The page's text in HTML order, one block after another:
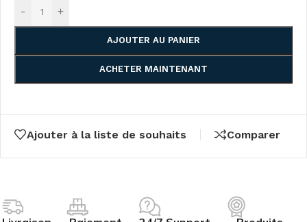
- +
AJOUTER AU PANIER
ACHETER MAINTENANT
Ajouter à la liste de souhaits Comparer